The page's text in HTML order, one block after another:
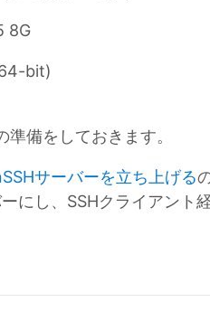
8G
bit)
備をしておきます。
サーバーを立ち上げる
にし、SSHクライアント